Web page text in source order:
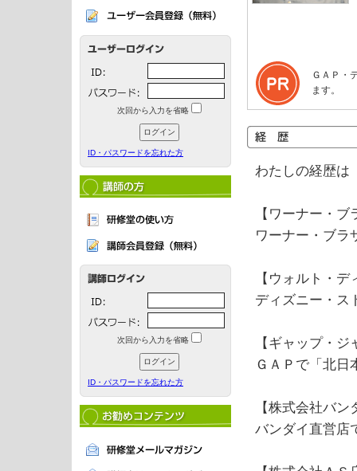
次回から入力を省略
ID・パスワードを忘れた方
次回から入力を省略
ID・パスワードを忘れた方
ＧＡＰ・
ます。
わたしの経歴は
【ワーナー・
ワーナー・ブラ
【ウォルト・
ディズニー・ス
【ギャップ・
ＧＡＰで「北日
【株式会社バン
バンダイ直営店